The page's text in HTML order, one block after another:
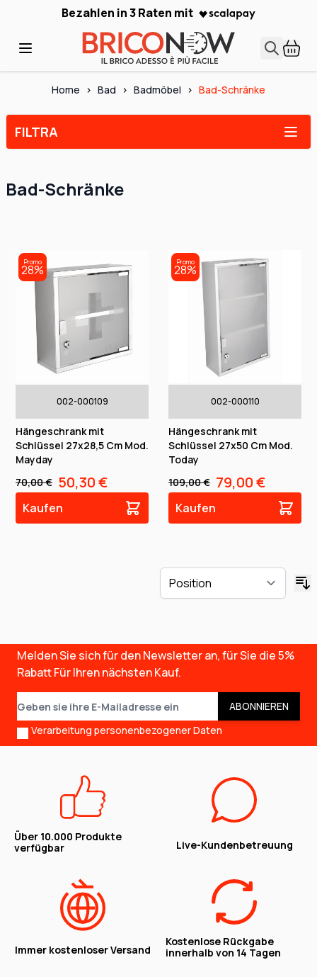
Skip to ContentBezahlen in 3 Raten mit
Home > Bad > Badmöbel > Bad-Schränke
FILTRA
Bad-Schränke
Promo
28%
002-000109
Hängeschrank mit
Schlüssel 27x28,5 Cm Mod.
Mayday
70,00 € 50,30 €
Kaufen
Promo
28%
002-000110
Hängeschrank mit
Schlüssel 27x50 Cm Mod.
Today
109,00 € 79,00 €
Kaufen
Melden Sie sich für den Newsletter an, für Sie die5%
RabattFür Ihren nächsten Kauf.
E-Mail-Adresse
ABONNIEREN
Verarbeitung personenbezogener Daten
Über 10.000 Produkte
verfügbar
Live-Kundenbetreuung
Immer kostenloser Versand
Kostenlose Rückgabe
innerhalb von 14 Tagen